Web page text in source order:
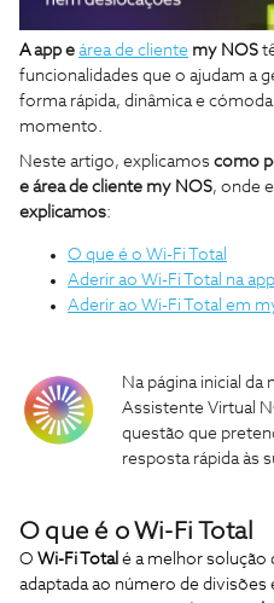
Aapp e área de cliente my NOS
funcionalidades que o ajudam a
forma rápida, dinâmica e
momento.
Neste artigo, explicamos como
e área de cliente my NOS, onde
explicamos:
O que é o Wi-Fi Total
Aderir ao Wi-Fi Total na
Aderir ao Wi-Fi Total em
Na página inicial
Assistente Virtual
questão que
resposta rápida às
O que é o Wi-Fi Total
O Wi-Fi Total é a melhor solução
adaptada ao número de divisões